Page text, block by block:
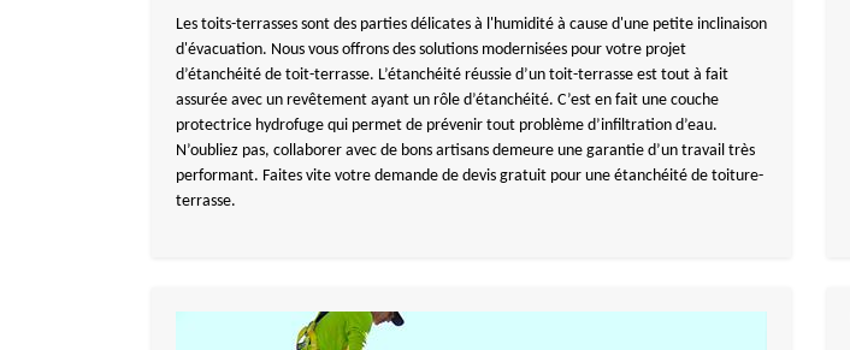
Les toits-terrasses sont des parties délicates à l'humidité à cause d'une petite inclinaison
d'évacuation. Nous vous offrons des solutions modernisées pour votre projet
d’étanchéité de toit-terrasse. L’étanchéité réussie d’un toit-terrasse est tout à fait
assurée avec un revêtement ayant un rôle d’étanchéité. C’est en fait une couche
protectrice hydrofuge qui permet de prévenir tout problème d’infiltration d’eau.
N’oubliez pas, collaborer avec de bons artisans demeure une garantie d’un travail très
performant. Faites vite votre demande de devis gratuit pour une étanchéité de toiture-
terrasse.